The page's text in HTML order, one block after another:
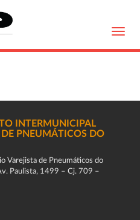
INTERMUNICIPAL
DE PNEUMÁTICOS DO
Varejista de Pneumáticos do
Paulista, 1499 – Cj. 709 –